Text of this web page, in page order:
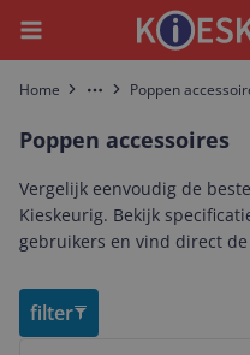
Menu
Home More Poppen
Poppen accessoires
Vergelijk eenvoudig de
Kieskeurig. Bekijk
gebruikers en vind direct
filter